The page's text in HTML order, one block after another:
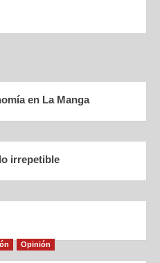
en La Manga
irrepetible
Opinión